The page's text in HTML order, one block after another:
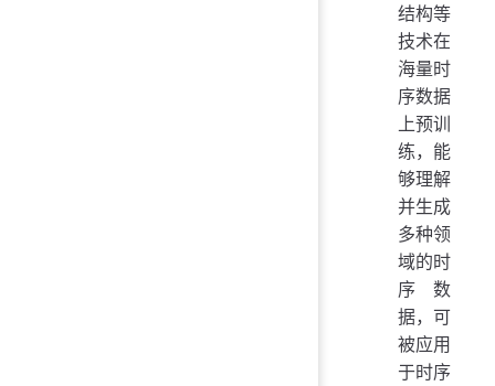
结构等
技术在
海量时
序数据
上预训
练，能
够理解
并生成
多种领
域的时
序数
据，可
被应用
于时序